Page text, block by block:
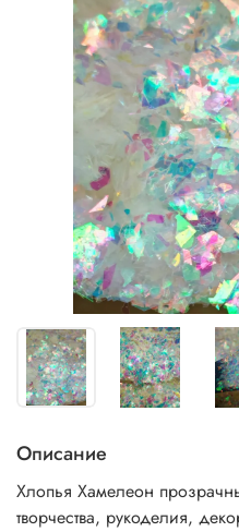
Описание
Хлопья Хамелеон
творчества, рукоделия,